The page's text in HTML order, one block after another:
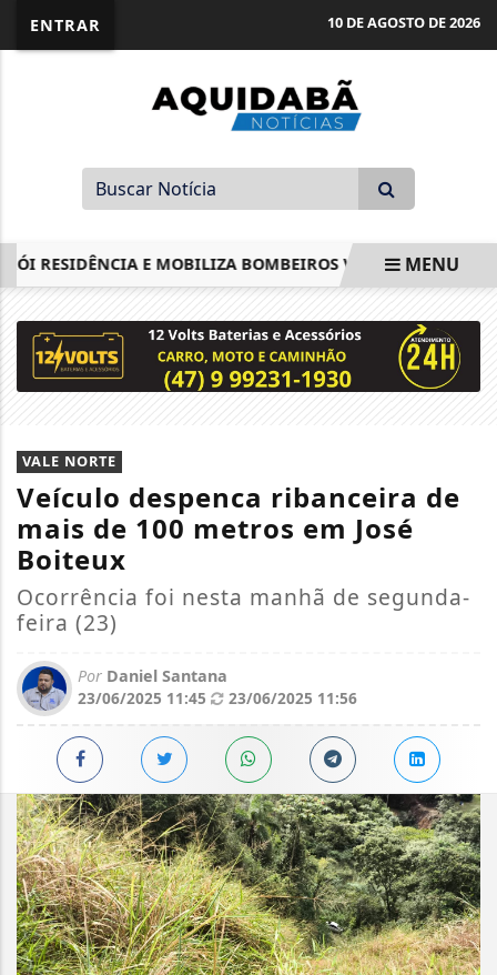
ENTRAR 10 DE AGOSTO DE 2026
RESIDÊNCIA E MOBILIZA BOMBEIROS VOLUNTÁRIOS
MENU
VALE NORTE
Veículo despenca ribanceira de
mais de 100 metros em José
Boiteux
Ocorrência foi nesta manhã de segunda-
feira (23)
Por Daniel Santana
23/06/2025 11:45
23/06/2025 11:56